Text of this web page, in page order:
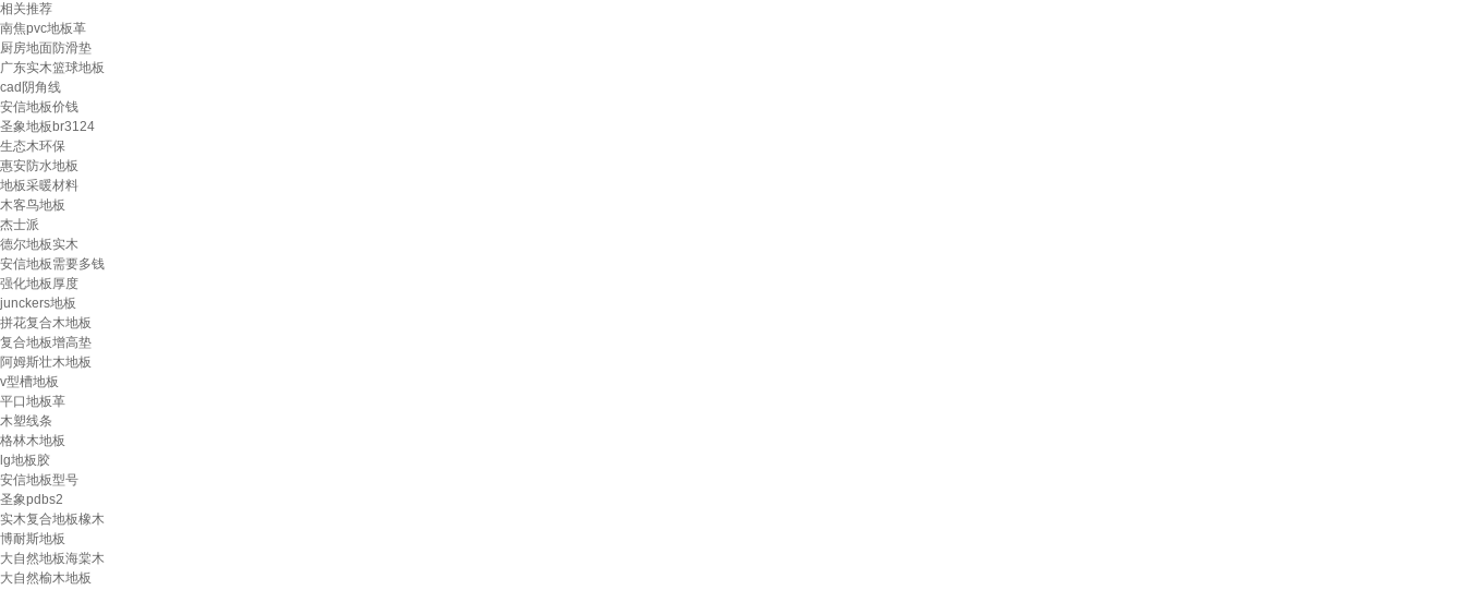
相关推荐
南焦pvc地板革
厨房地面防滑垫
广东实木篮球地板
cad阴角线
安信地板价钱
圣象地板br3124
生态木环保
惠安防水地板
地板采暖材料
木客鸟地板
杰士派
德尔地板实木
安信地板需要多钱
强化地板厚度
junckers地板
拼花复合木地板
复合地板增高垫
阿姆斯壮木地板
v型槽地板
平口地板革
木塑线条
格林木地板
lg地板胶
安信地板型号
圣象pdbs2
实木复合地板橡木
博耐斯地板
大自然地板海棠木
大自然榆木地板